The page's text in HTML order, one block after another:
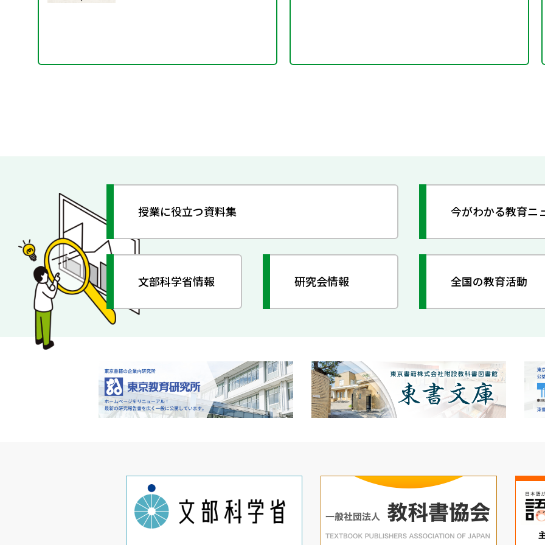
授業に役立つ資料集 今がわかる教育ニ
文部科学省情報 研究会情報 全国の教育活動